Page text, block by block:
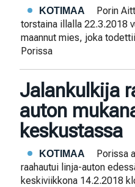
KOTIMAA
Porin
torstaina illalla 22.3.2018
maannut mies, joka
Porissa
Jalankulkija
auton
keskustassa
KOTIMAA
Porissa
raahautui linja-auton
keskiviikkona 14.2.2018